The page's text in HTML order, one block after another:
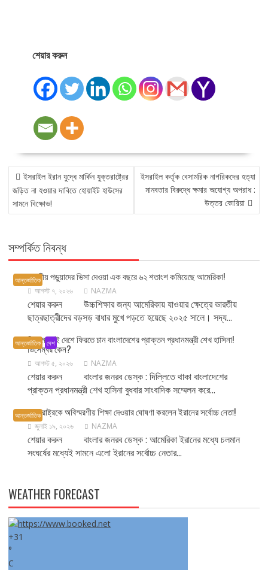
শেয়ার করুন
POST
NAVIGATION
ইসরাইল ইরান যুদ্ধে মার্কিন যুক্তরাষ্ট্রের
জড়িত না হওয়ার দাবিতে হোয়াইট হাউসের
সামনে বিক্ষোভ!
ইসরাইল কর্তৃক বেসামরিক নাগরিকদের হত্যা
মানবতার বিরুদ্ধে ক্ষমার অযোগ্য অপরাধ :
উত্তর কোরিয়া
সম্পর্কিত নিবন্ধ
আন্তর্জাতিকভারতীয় পড়ুয়াদের ভিসা দেওয়া এক বছরে ৬২ শতাংশ কমিয়েছে আমেরিকা!
আগস্ট ৭, ২০২৬ NAZMA
শেয়ার করুন উচ্চশিক্ষার জন্য আমেরিকায় যাওয়ার ক্ষেত্রে ভারতীয়
ছাত্রছাত্রীদের বড়সড় বাধার মুখে পড়তে হয়েছে ২০২৫ সালে। সদ্য...
আন্তর্জাতিক দেশ
ডিসেম্বরেই দেশে ফিরতে চান বাংলাদেশের প্রাক্তন প্রধানমন্ত্রী শেখ হাসিনা!
ডিসেম্বর কেন?
আগস্ট ৫, ২০২৬ NAZMA
শেয়ার করুন বাংলার জনরব ডেস্ক : দিল্লিতে থাকা বাংলাদেশের
প্রাক্তন প্রধানমন্ত্রী শেখ হাসিনা বুধবার সাংবাদিক সম্মেলন করে...
আন্তর্জাতিকযুক্তরাষ্ট্রকে অবিস্মরণীয় শিক্ষা দেওয়ার ঘোষণা করলেন ইরানের সর্বোচ্চ নেতা!
জুলাই ১৯, ২০২৬ NAZMA
শেয়ার করুন বাংলার জনরব ডেস্ক : আমেরিকা ইরানের মধ্যে চলমান
সংঘর্ষের মধ্যেই সামনে এলো ইরানের সর্বোচ্চ নেতার...
WEATHER FORECAST
+31
°
C